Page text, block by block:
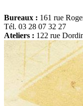
Bureaux : 161 rue
Tél. 03 28 07 32 27
Ateliers : 122 rue